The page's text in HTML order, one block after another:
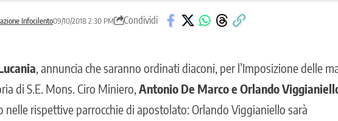
Infocilento09/10/2018 2:30 PM Condividi
, annuncia che saranno ordinati diaconi, per l’Imposizione delle
di S.E. Mons. Ciro Miniero, Antonio De Marco e Orlando
nelle rispettive parrocchie di apostolato: Orlando Viggianiello sarà